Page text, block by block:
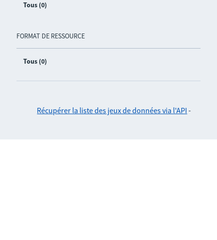
Tous (0)
FORMAT DE RESSOURCE
Tous (0)
Récupérer la liste des jeux de données via l'API -